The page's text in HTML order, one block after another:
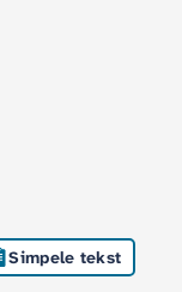
Simpele tekst